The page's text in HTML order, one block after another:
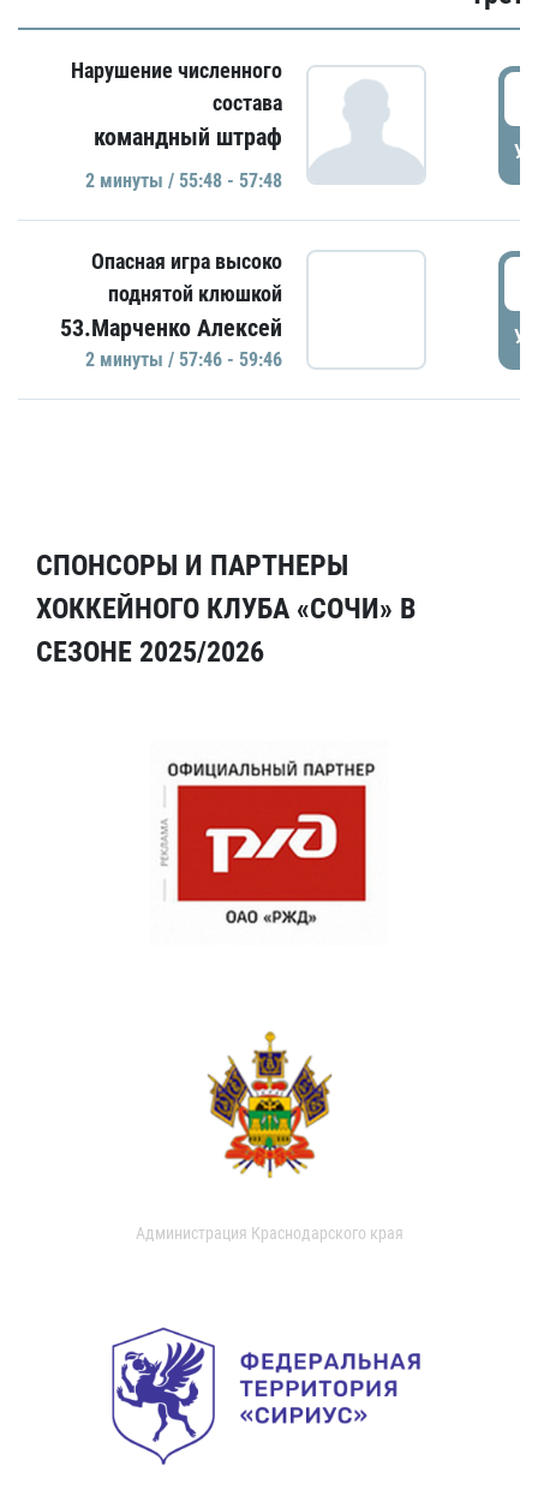
Нарушение численного
состава
командный штраф
2 минуты / 55:48 - 57:48
Опасная игра высоко
поднятой клюшкой
53.Марченко Алексей
2 минуты / 57:46 - 59:46
СПОНСОРЫ И ПАРТНЕРЫ
ХОККЕЙНОГО КЛУБА «СОЧИ» В
СЕЗОНЕ 2025/2026
Администрация Краснодарского края